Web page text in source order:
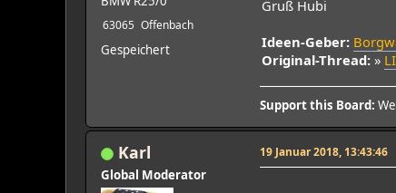
63065 Offenbach
Gespeichert
Gruß Hubi
Ideen-Geber:
Original-Thread: »
Support this Board:
Karl
Global Moderator
19 Januar 2018, 13:43:46